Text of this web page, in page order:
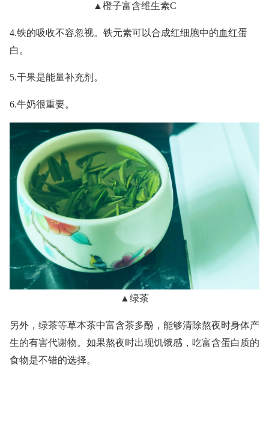
▲橙子富含维生素C
4.铁的吸收不容忽视。铁元素可以合成红细胞中的血红蛋
白。
5.干果是能量补充剂。
6.牛奶很重要。
▲绿茶
另外，绿茶等草本茶中富含茶多酚，能够清除熬夜时身体产
生的有害代谢物。如果熬夜时出现饥饿感，吃富含蛋白质的
食物是不错的选择。